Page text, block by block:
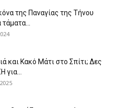
της Παναγίας της Τήνου
και Κακό Μάτι στο Σπίτι; Δες